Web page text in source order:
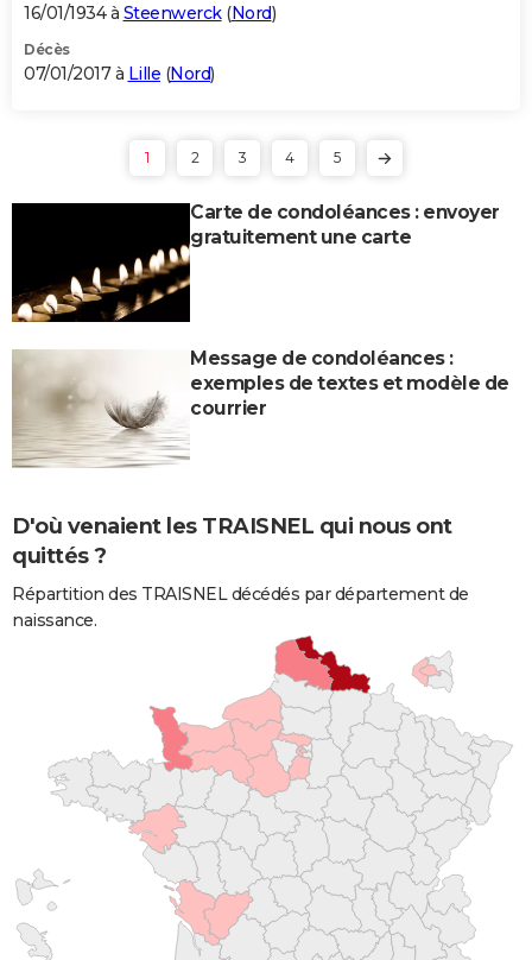
16/01/1934 à Steenwerck(Nord)
Décès
07/01/2017 à Lille (Nord)
1 2 3 4 5
Carte de condoléances : envoyer
gratuitement une carte
Message de condoléances :
exemples de textes et modèle de
courrier
D'où venaient les TRAISNEL qui nous ont
quittés ?
Répartition des TRAISNEL décédés par département de
naissance.